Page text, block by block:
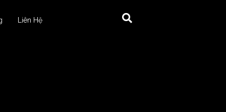
Liên Hệ